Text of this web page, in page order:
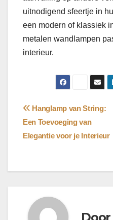
uitnodigend sfeertje in
een modern of klassiek
metalen wandlampen
interieur.
Bericht
navigatie
Hanglamp van String:
Een Toevoeging van
Elegantie voor je Interieur
Door